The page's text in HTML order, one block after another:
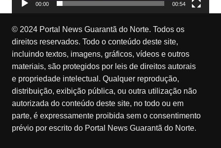
00:00 00:54
© 2024 Portal News Guarantã do Norte. Todos os
direitos reservados. Todo o conteúdo deste site,
incluindo textos, imagens, gráficos, vídeos e outros
materiais, são protegidos por leis de direitos autorais
e propriedade intelectual. Qualquer reprodução,
distribuição, exibição pública, ou outra utilização não
autorizada do conteúdo deste site, no todo ou em
parte, é expressamente proibida sem o consentimento
prévio por escrito do Portal News Guarantã do Norte.